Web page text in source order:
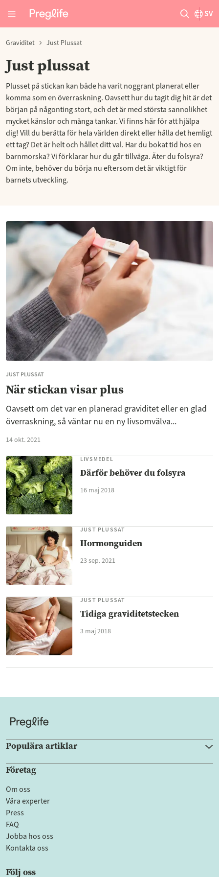
SV
Graviditet Just Plussat
Just plussat
Plusset på stickan kan både ha varit noggrant planerat eller
komma som en överraskning. Oavsett hur du tagit dig hit är det
början på någonting stort, och det är med största sannolikhet
mycket känslor och många tankar. Vi finns här för att hjälpa
dig! Vill du berätta för hela världen direkt eller hålla det hemligt
ett tag? Det är helt och hållet ditt val. Har du bokat tid hos en
barnmorska? Vi förklarar hur du går tillväga. Äter du folsyra?
Om inte, behöver du börja nu eftersom det är viktigt för
barnets utveckling.
JUST PLUSSAT
När stickan visar plus
Oavsett om det var en planerad graviditet eller en glad
överraskning, så väntar nu en ny livsomvälva...
14 okt. 2021
LIVSMEDEL
Därför behöver du folsyra
16 maj 2018
JUST PLUSSAT
Hormonguiden
23 sep. 2021
JUST PLUSSAT
Tidiga graviditetstecken
3 maj 2018
Populära artiklar
Företag
Om oss
Våra experter
Press
FAQ
Jobba hos oss
Kontakta oss
Följ oss